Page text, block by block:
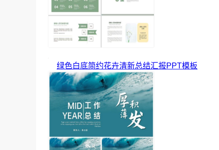
绿色白底简约花卉清新总结汇报PPT模板